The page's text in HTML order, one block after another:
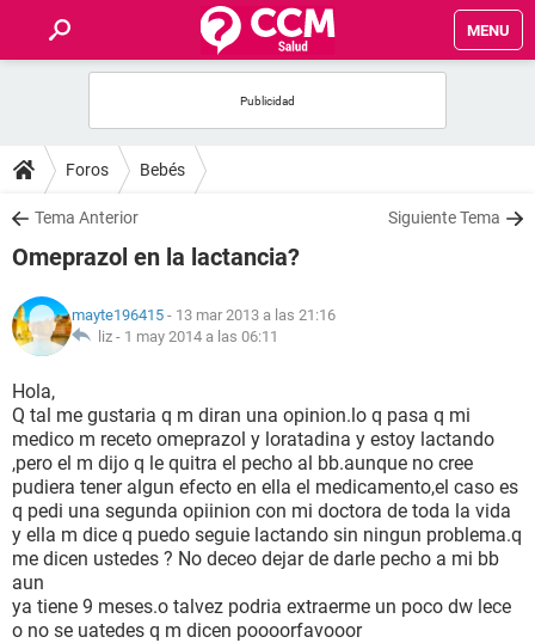
MENU
FOROS
SALUD
FAMILIA
NUTRICIÓN
BIENESTAR
SEXUALIDAD
GLOSARIO
Foros Bebés
Tema Anterior Siguiente Tema
Omeprazol en la lactancia?
mayte196415 - 13 mar 2013 a las 21:16
liz - 1 may 2014 a las 06:11
Hola,
Q tal me gustaria q m diran una opinion.lo q pasa q mi
medico m receto omeprazol y loratadina y estoy lactando
,pero el m dijo q le quitra el pecho al bb.aunque no cree
pudiera tener algun efecto en ella el medicamento,el caso es
q pedi una segunda opiinion con mi doctora de toda la vida
y ella m dice q puedo seguie lactando sin ningun problema.q
me dicen ustedes ? No deceo dejar de darle pecho a mi bb
aun
ya tiene 9 meses.o talvez podria extraerme un poco dw lece
o no se uatedes q m dicen poooorfavooor